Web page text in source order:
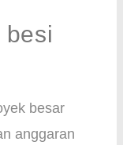
besi
besar
anggaran